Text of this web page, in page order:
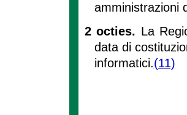
amministrazioni
2 octies. La
data di
informatici.(11)